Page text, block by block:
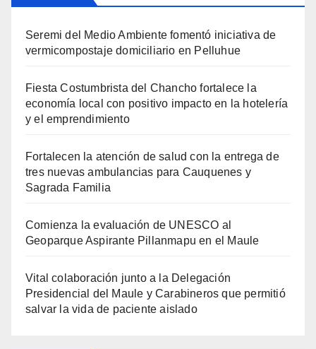
Seremi del Medio Ambiente fomentó iniciativa de
vermicompostaje domiciliario en Pelluhue
Fiesta Costumbrista del Chancho fortalece la
economía local con positivo impacto en la hotelería
y el emprendimiento
Fortalecen la atención de salud con la entrega de
tres nuevas ambulancias para Cauquenes y
Sagrada Familia
Comienza la evaluación de UNESCO al
Geoparque Aspirante Pillanmapu en el Maule
Vital colaboración junto a la Delegación
Presidencial del Maule y Carabineros que permitió
salvar la vida de paciente aislado